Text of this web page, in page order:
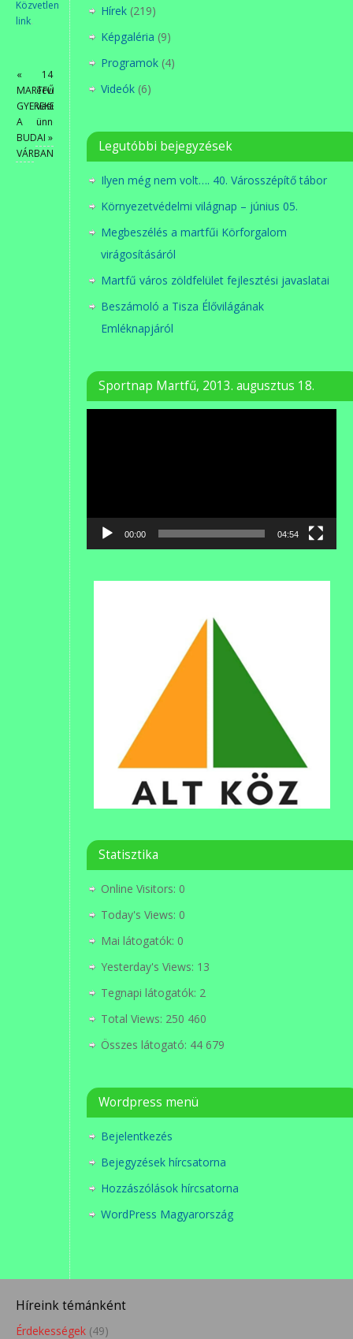
Közvetlen
link.
«
MARTFŰI
GYEREKEK
A
BUDAI
VÁRBAN2025
14
écves
vasúti
ünnepdség
»
Hírek (219)
Képgaléria (9)
Programok (4)
Videók (6)
Legutóbbi bejegyzések
Ilyen még nem volt…. 40. Városszépítő tábor
Környezetvédelmi világnap – június 05.
Megbeszélés a martfűi Körforgalom
virágosításáról
Martfű város zöldfelület fejlesztési javaslatai
Beszámoló a Tisza Élővilágának
Emléknapjáról
Sportnap Martfű, 2013. augusztus 18.
00:00 04:54
Statisztika
Online Visitors: 0
Today's Views: 0
Mai látogatók: 0
Yesterday's Views: 13
Tegnapi látogatók: 2
Total Views: 250 460
Összes látogató: 44 679
Wordpress menü
Bejelentkezés
Bejegyzések hírcsatorna
Hozzászólások hírcsatorna
WordPress Magyarország
Híreink témánként
Érdekességek (49)